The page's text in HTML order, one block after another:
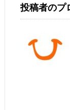
投稿者のプ